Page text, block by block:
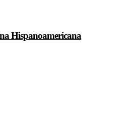
Hispanoamericana